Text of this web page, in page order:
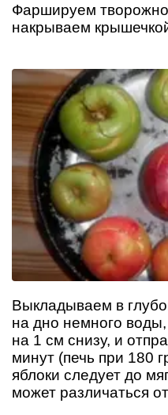
Фаршируем
накрываем
Выкладываем в
на дно немного
на 1 см снизу, и
минут (печь при 180
яблоки следует до
может различаться